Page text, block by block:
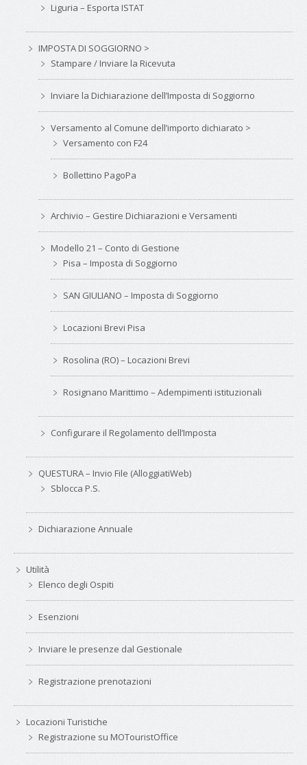
Liguria – Esporta ISTAT
IMPOSTA DI SOGGIORNO >
Stampare / Inviare la Ricevuta
Inviare la Dichiarazione dell’Imposta di Soggiorno
Versamento al Comune dell’importo dichiarato >
Versamento con F24
Bollettino PagoPa
Archivio – Gestire Dichiarazioni e Versamenti
Modello 21 – Conto di Gestione
Pisa – Imposta di Soggiorno
SAN GIULIANO – Imposta di Soggiorno
Locazioni Brevi Pisa
Rosolina (RO) – Locazioni Brevi
Rosignano Marittimo – Adempimenti istituzionali
Configurare il Regolamento dell’Imposta
QUESTURA – Invio File (AlloggiatiWeb)
Sblocca P.S.
Dichiarazione Annuale
Utilità
Elenco degli Ospiti
Esenzioni
Inviare le presenze dal Gestionale
Registrazione prenotazioni
Locazioni Turistiche
Registrazione su MOTouristOffice